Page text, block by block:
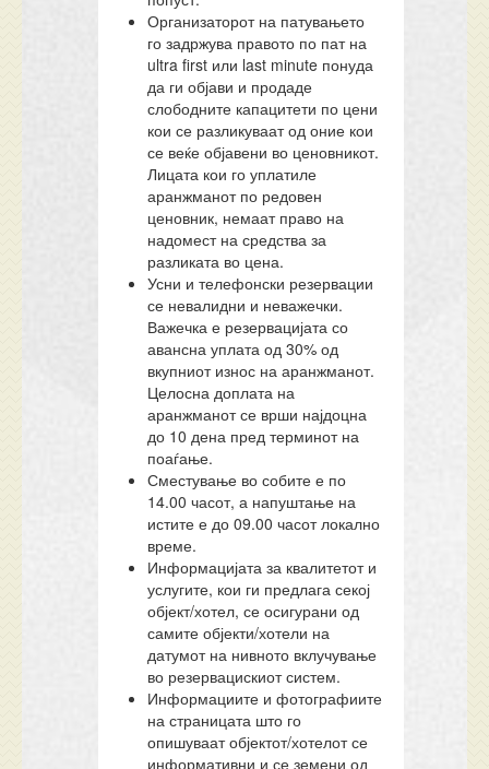
Организаторот на патувањето
го задржува правото по пат на
ultra first или last minute понуда
да ги објави и продаде
слободните капацитети по цени
кои се разликуваат од оние кои
се веќе објавени во ценовникот.
Лицата кои го уплатиле
аранжманот по редовен
ценовник, немаат право на
надомест на средства за
разликата во цена.
Усни и телефонски резервации
се невалидни и неважечки.
Важечка е резервацијата со
авансна уплата од 30% од
вкупниот износ на аранжманот.
Целосна доплата на
аранжманот се врши најдоцна
до 10 дена пред терминот на
поаѓање.
Сместување во собите е по
14.00 часот, а напуштање на
истите е до 09.00 часот локално
време.
Информацијата за квалитетот и
услугите, кои ги предлага секој
објект/хотел, се осигурани од
самите објекти/хотели на
датумот на нивното вклучување
во резервацискиот систем.
Информациите и фотографиите
на страницата што го
опишуваат објектот/хотелот се
информативни и се земени од